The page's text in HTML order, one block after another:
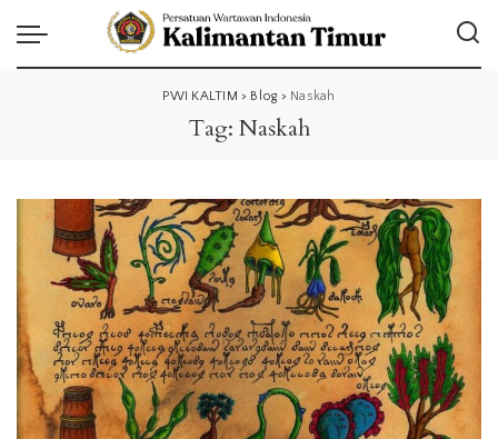
PWI KALTIM > Blog > Naskah
Tag: Naskah